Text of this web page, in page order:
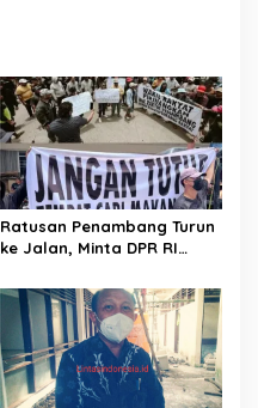
Ratusan Penambang Turun
ke Jalan, Minta DPR RI